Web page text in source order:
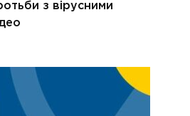
з вірусними